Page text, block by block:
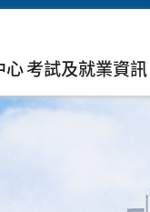
心考試及就業資訊